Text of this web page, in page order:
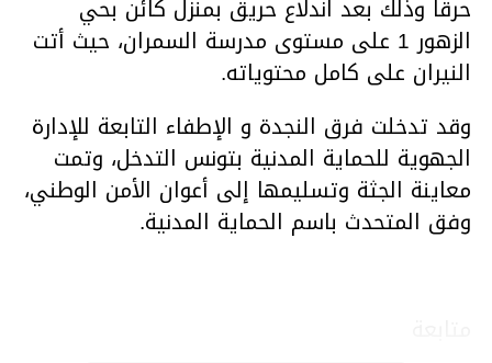
حرقا وذلك بعد اندلاع حريق بمنزل كائن بحي
الزهور 1 على مستوى مدرسة السمران، حيث أتت
النيران على كامل محتوياته.
وقد تدخلت فرق النجدة و الإطفاء التابعة للإدارة
الجهوية للحماية المدنية بتونس التدخل، وتمت
معاينة الجثة وتسليمها إلى أعوان الأمن الوطني،
وفق المتحدث باسم الحماية المدنية.